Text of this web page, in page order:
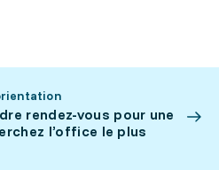
rendez-vous pour une
l’office le plus